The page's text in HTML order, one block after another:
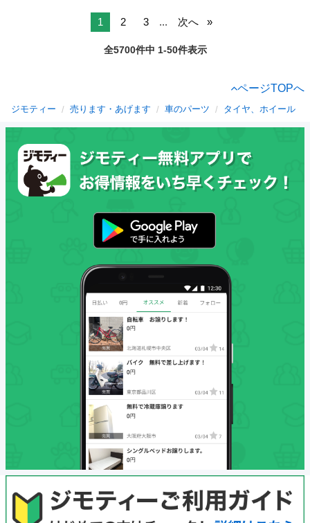
1 2 3 ... 次へ
全5700件中 1-50件表示
ページTOPへ
ジモティー 売ります・あげます 車のパーツ タイヤ、ホイール